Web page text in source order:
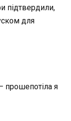
підтвердили,
для
прошепотіла я